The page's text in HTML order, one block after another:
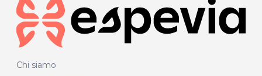
Chi siamo